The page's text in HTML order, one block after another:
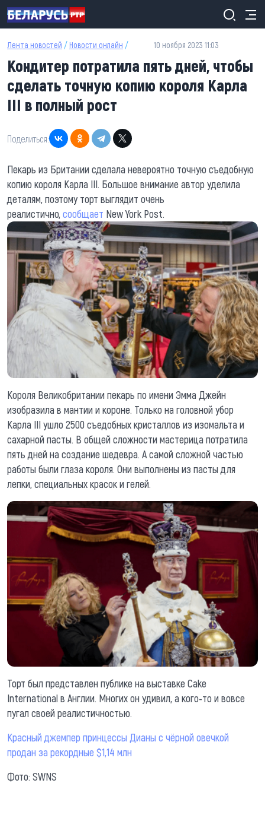
Перейти к основному содержанию
Лента новостей / Новости онлайн / 10 ноября 2023 11:03
Кондитер потратила пять дней, чтобы
сделать точную копию короля Карла
III в полный рост
Поделиться:
Пекарь из Британии сделала невероятно точную съедобную
копию короля Карла III. Большое внимание автор уделила
деталям, поэтому торт выглядит очень
реалистично,сообщает New York Post.
Короля Великобритании пекарь по имени Эмма Джейн
изобразила в мантии и короне. Только на головной убор
Карла III ушло 2500 съедобных кристаллов из изомальта и
сахарной пасты. В общей сложности мастерица потратила
пять дней на создание шедевра. А самой сложной частью
работы были глаза короля. Они выполнены из пасты для
лепки, специальных красок и гелей.
Торт был представлен публике на выставке Cake
International в Англии. Многих он удивил, а кого-то и вовсе
пугал своей реалистичностью.
Красный джемпер принцессы Дианы с чёрной овечкой
продан за рекордные $1,14 млн
Фото: SWNS